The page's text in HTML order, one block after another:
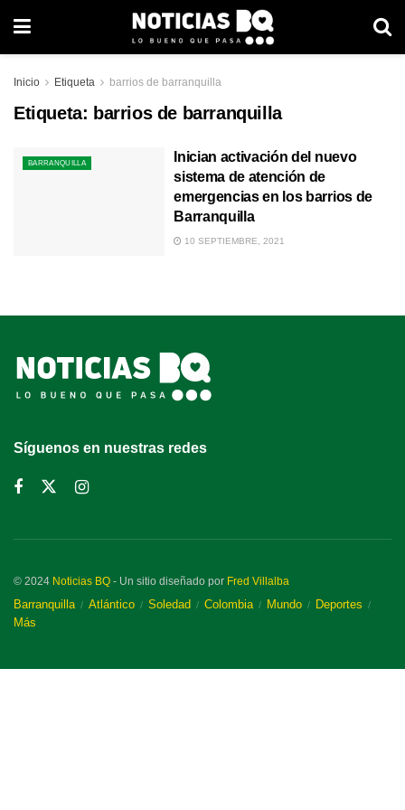
Inicio Etiqueta barrios de barranquilla
Etiqueta: barrios de barranquilla
BARRANQUILLA
Inician activación del nuevo
sistema de atención de
emergencias en los barrios de
Barranquilla
10 SEPTIEMBRE, 2021
Síguenos en nuestras redes
© 2024 Noticias BQ - Un sitio diseñado por Fred Villalba
Barranquilla Atlántico Soledad Colombia Mundo
Deportes
Más